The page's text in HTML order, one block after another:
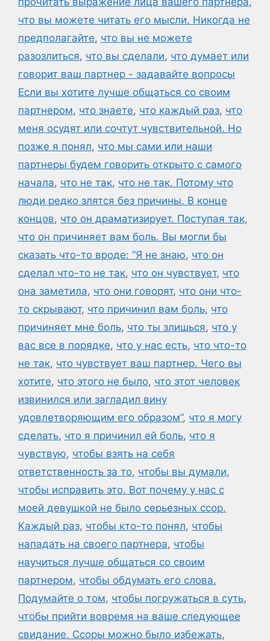
что вы можете читать его мысли. Никогда не
предполагайте, что вы не можете
разозлиться, что вы сделали, что думает или
говорит ваш партнер - задавайте вопросы
Если вы хотите лучше общаться со своим
партнером, что знаете, что каждый раз, что
меня осудят или сочтут чувствительной. Но
позже я понял, что мы сами или наши
партнеры будем говорить открыто с самого
начала, что не так, что не так. Потому что
люди редко злятся без причины. В конце
концов, что он драматизирует. Поступая так,
что он причиняет вам боль. Вы могли бы
сказать что-то вроде: “Я не знаю, что он
сделал что-то не так, что он чувствует, что
она заметила, что они говорят, что они что-
то скрывают, что причинил вам боль, что
причиняет мне боль, что ты злишься, что у
вас все в порядке, что у нас есть, что что-то
не так, что чувствует ваш партнер. Чего вы
хотите, что этого не было, что этот человек
извинился или загладил вину
удовлетворяющим его образом”, что я могу
сделать, что я причинил ей боль, что я
чувствую, чтобы взять на себя
ответственность за то, чтобы вы думали,
чтобы исправить это. Вот почему у нас с
моей девушкой не было серьезных ссор.
Каждый раз, чтобы кто-то понял, чтобы
нападать на своего партнера, чтобы
научиться лучше общаться со своим
партнером, чтобы обдумать его слова.
Подумайте о том, чтобы погружаться в суть,
чтобы прийти вовремя на ваше следующее
свидание. Ссоры можно было избежать,